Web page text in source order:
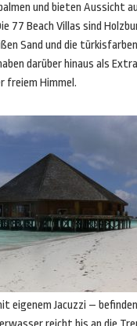
und bieten Aussicht
77 Beach Villas sind
Sand und die
darüber hinaus als
freiem Himmel.
eigenem Jacuzzi –